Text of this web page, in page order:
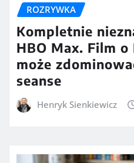
ROZRYWKA
Kompletnie
HBO Max. Film
może
seanse
Henryk Sienkiewicz